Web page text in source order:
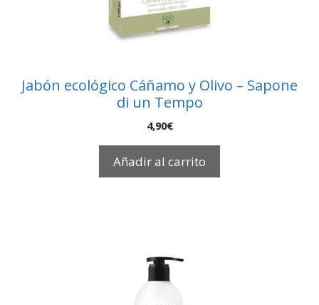
Jabón ecológico Cáñamo y Olivo – Sapone
di un Tempo
4,90€
Añadir al carrito